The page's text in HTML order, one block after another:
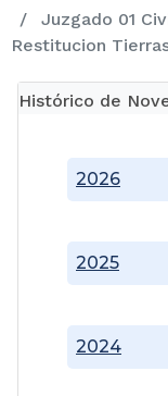
Juzgado 01
Restitucion
Histórico de
2024
2025
2026